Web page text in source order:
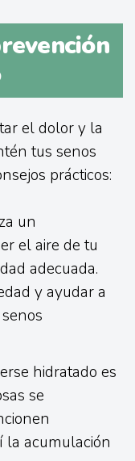
el dolor y la
tus senos
prácticos:
un
el aire de tu
adecuada.
y ayudar a
hidratado es
se
la acumulación